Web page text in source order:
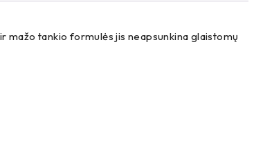
tankio formulės jis neapsunkina glaistomų